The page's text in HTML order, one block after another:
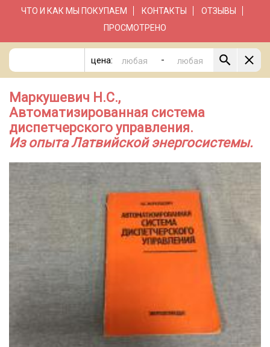
ЧТО И КАК МЫ ПОКУПАЕМ
КОНТАКТЫ
ОТЗЫВЫ
ПРОСМОТРЕНО
цена: -
Маркушевич Н.С.,
Автоматизированная система
диспетчерского управления.
Из опыта Латвийской энергосистемы.